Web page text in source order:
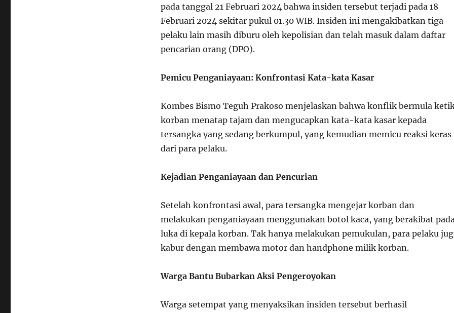
pada tanggal 21 Februari 2024 bahwa insiden tersebut terjadi pada 18
Februari 2024 sekitar pukul 01.30 WIB. Insiden ini mengakibatkan tiga
pelaku lain masih diburu oleh kepolisian dan telah masuk dalam daftar
pencarian orang (DPO).
Pemicu Penganiayaan: Konfrontasi Kata-kata Kasar
Kombes Bismo Teguh Prakoso menjelaskan bahwa konflik bermula
korban menatap tajam dan mengucapkan kata-kata kasar kepada
tersangka yang sedang berkumpul, yang kemudian memicu reaksi keras
dari para pelaku.
Kejadian Penganiayaan dan Pencurian
Setelah konfrontasi awal, para tersangka mengejar korban dan
melakukan penganiayaan menggunakan botol kaca, yang berakibat
luka di kepala korban. Tak hanya melakukan pemukulan, para pelaku
kabur dengan membawa motor dan handphone milik korban.
Warga Bantu Bubarkan Aksi Pengeroyokan
Warga setempat yang menyaksikan insiden tersebut berhasil